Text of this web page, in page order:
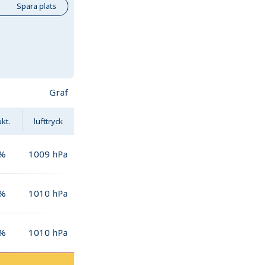
Spara plats
Graf
lufttryck
1009 hPa
1010 hPa
1010 hPa